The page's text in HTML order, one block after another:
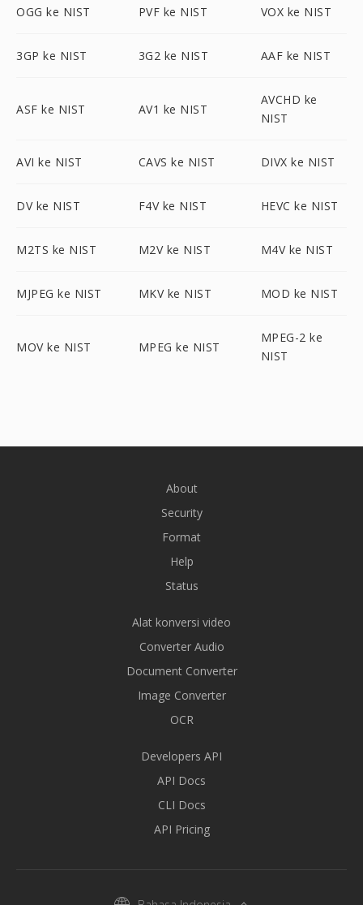
OGG ke NIST PVF ke NIST VOX ke NIST
3GP ke NIST 3G2 ke NIST AAF ke NIST
ASF ke NIST AV1 ke NIST
AVCHD ke
NIST
AVI ke NIST CAVS ke NIST DIVX ke NIST
DV ke NIST F4V ke NIST HEVC ke NIST
M2TS ke NIST M2V ke NIST M4V ke NIST
MJPEG ke NIST MKV ke NIST MOD ke NIST
MOV ke NIST MPEG ke NIST
MPEG-2 ke
NIST
About
Security
Format
Help
Status
Alat konversi video
Converter Audio
Document Converter
Image Converter
OCR
Developers API
API Docs
CLI Docs
API Pricing